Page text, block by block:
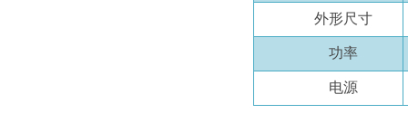
外形尺寸
功率
电源